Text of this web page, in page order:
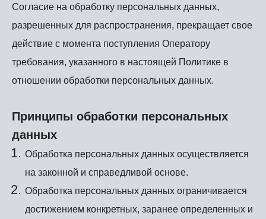
Согласие на обработку персональных данных,
разрешенных для распространения, прекращает свое
действие с момента поступления Оператору
требования, указанного в настоящей Политике в
отношении обработки персональных данных.
Принципы обработки персональных
данных
Обработка персональных данных осуществляется
на законной и справедливой основе.
Обработка персональных данных ограничивается
достижением конкретных, заранее определенных и